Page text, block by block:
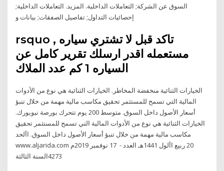
السوق عن الشركة; التعاملات الداخلية. المزيد. التعاملات الداخلية;
rsquo , تاكد قبل لا تشتري سياره
مستعمله اقدر ارسلك تقرير كامل عن
السياره 1 كم عدد الملاك
الخيارات الثنائية منخفضة المخاطر. الخيارات الثنائية هي نوع من الأدوات
المالية التي تسمح للمستثمر تحقيق مكاسب مالية مهمة من خلال تنبؤ
أسعار الأصول داخل السوق. متوسط 200 يوم تتحرك بورصة نيويورك.
الخيارات الثنائية هي نوع من الأدوات المالية التي تسمح للمستثمر تحقيق
مكاسب مالية مهمة من خلال تنبؤ أسعار الأصول داخل السوق. ‫األحد‬
‫‪www.aljarida.com‬‬ ‫‪ 17‬نوفمبر ‪2019‬م‬ ‫‪ 20‬ربيع األول ‪1441‬هـ‬ ‫العدد ‪ -
4273‬السنة الثالثة